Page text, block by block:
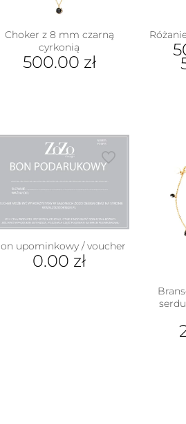
Choker z 8 mm czarną
cyrkonią
500.00 zł
upominkowy / voucher
0.00 zł